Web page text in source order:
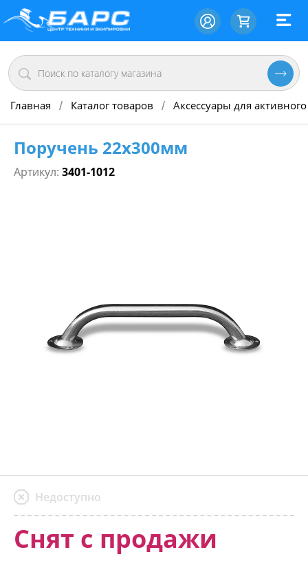
Главная / Каталог товаров / Аксессуары для
Поручень 22х300мм
Артикул: 3401-1012
Недоступно
Снят с продажи